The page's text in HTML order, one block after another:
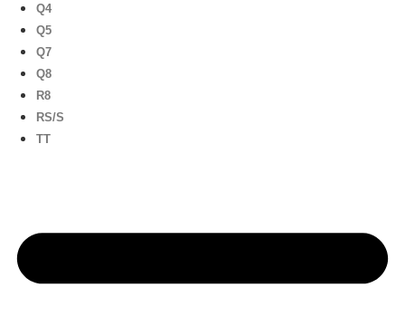
Q4
Q5
Q7
Q8
R8
RS/S
TT